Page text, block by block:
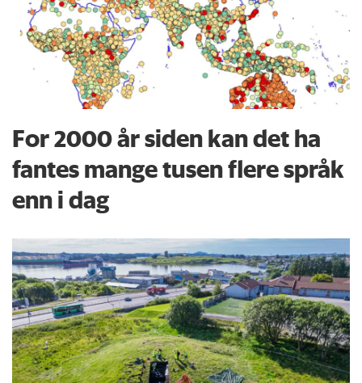
For 2000 år siden kan det ha
fantes mange tusen flere språk
enn i dag